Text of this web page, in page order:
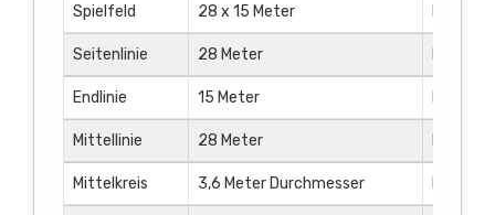
Spielfeld 28 x 15 Meter
Seitenlinie 28 Meter
Endlinie 15 Meter
Mittellinie 28 Meter
Mittelkreis 3,6 Meter Durchmesser